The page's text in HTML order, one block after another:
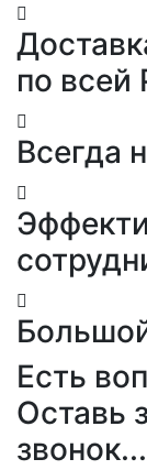
по всей
Всегда
Есть
Оставь
звонок...